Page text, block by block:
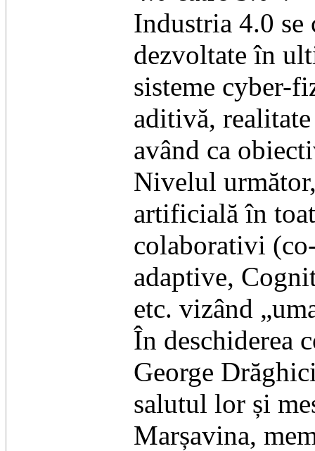
Industria 4.0
dezvoltate în
sisteme cyber-
aditivă,
având ca
Nivelul
artificială în
colaborativi
adaptive,
etc. vizând
În deschiderea
George
salutul lor și
Marșavina,